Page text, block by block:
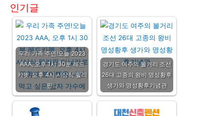
인기글
우리 가족 주연!오늘 2023
AAA, 오후 1시 30분 레드
카펫, 오후 4시 시상식 필리
핀…
경기도 여주의 볼거리 조선
26대 고종의 왕비 명성황후
생가와 명성황후기념관